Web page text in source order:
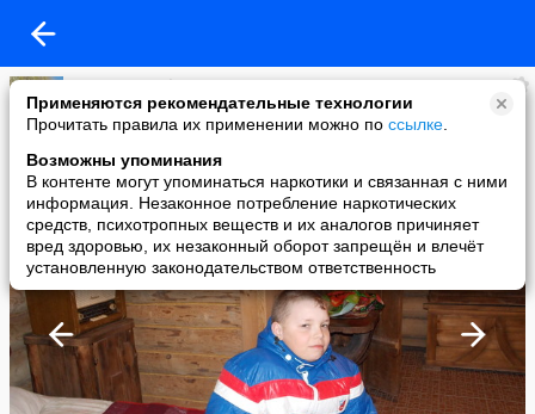
Применяются рекомендательные технологии
Прочитать правила их применении можно по ссылке
Возможны упоминания
В контенте могут упоминаться наркотики и связанная с ними
информация. Незаконное потребление наркотических
средств, психотропных веществ и их аналогов причиняет
вред здоровью, их незаконный оборот запрещён и влечёт
установленную законодательством ответственность
Лидия Тимофеева
added a photo
07 May в 14:20